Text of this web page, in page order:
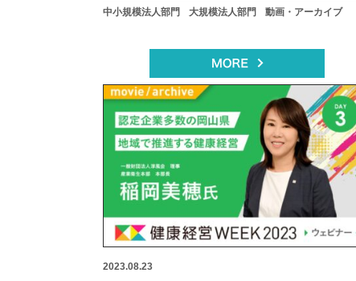
中小規模法人部門 大規模法人部門 動画・アーカイブ
2023.08.23